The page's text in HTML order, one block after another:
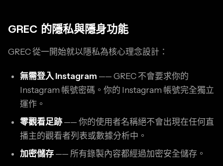
GREC 的隱私與隱身功能
GREC 從一開始就以隱私為核心理念設計：
無需登入 Instagram —— GREC 不會要求你的
Instagram 帳號密碼。你的 Instagram 帳號完全獨立
運作。
零觀看足跡—— 你的使用者名稱絕不會出現在任何直
播主的觀看者列表或數據分析中。
加密儲存 —— 所有錄製內容都經過加密安全儲存。